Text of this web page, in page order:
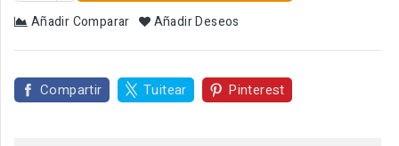
Añadir Comparar Añadir Deseos
Compartir Tuitear Pinterest